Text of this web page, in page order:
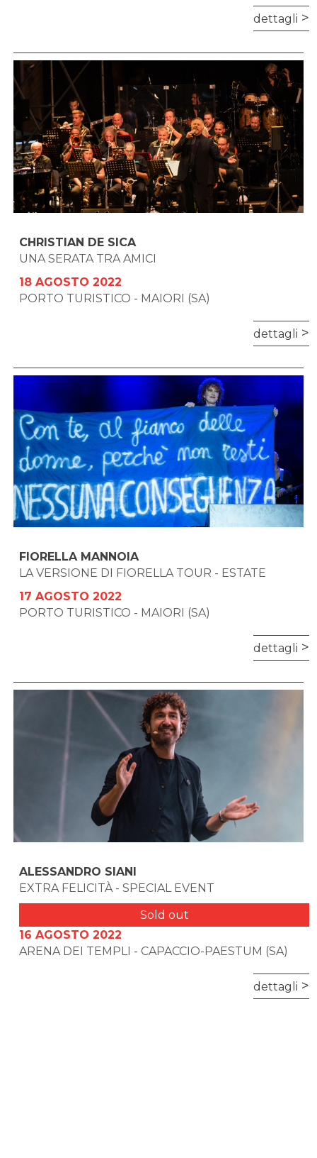
dettagli
CHRISTIAN DE SICA
UNA SERATA TRA AMICI
18 AGOSTO 2022
PORTO TURISTICO - MAIORI (SA)
dettagli
FIORELLA MANNOIA
LA VERSIONE DI FIORELLA TOUR - ESTATE
17 AGOSTO 2022
PORTO TURISTICO - MAIORI (SA)
dettagli
ALESSANDRO SIANI
EXTRA FELICITÀ - SPECIAL EVENT
Sold out
16 AGOSTO 2022
ARENA DEI TEMPLI - CAPACCIO-PAESTUM (SA)
dettagli